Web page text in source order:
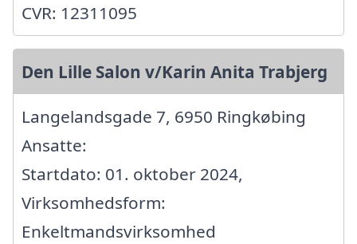
CVR: 12311095
Den Lille Salon v/Karin Anita Trabjerg
Langelandsgade 7, 6950 Ringkøbing
Ansatte:
Startdato: 01. oktober 2024,
Virksomhedsform:
Enkeltmandsvirksomhed